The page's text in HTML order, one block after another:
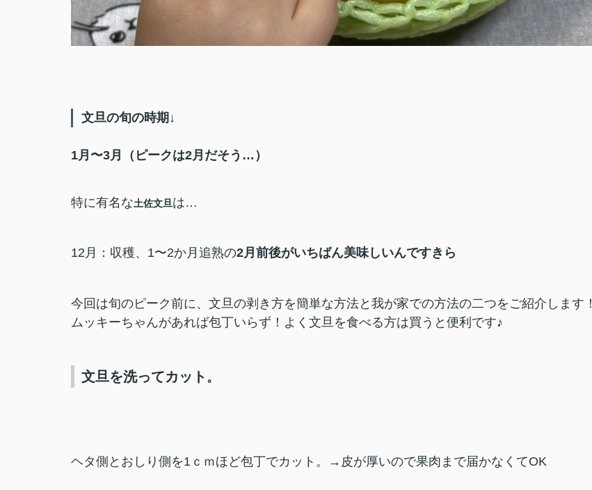
文旦の旬の時期↓
1月〜3月（ピークは2月だそう…）
特に有名な土佐文旦は…
12月：収穫、 1〜2か月追熟の2月前後がいちばん美味しいんですきら
今回は旬のピーク前に、文旦の剥き方を簡単な方法と我が家での方法の二つをご紹介します！
ムッキーちゃんがあれば包丁いらず！よく文旦を食べる方は買うと便利です♪
文旦を洗ってカット 。
ヘタ側とおしり側を1ｃｍほど包丁でカット。→皮が厚いので果肉まで届かなくてOK